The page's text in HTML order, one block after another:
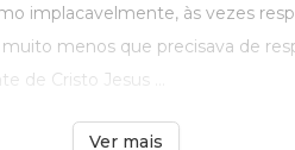
implacavelmente, às vezes
menos que precisava de
de Cristo Jesus ...
Ver mais